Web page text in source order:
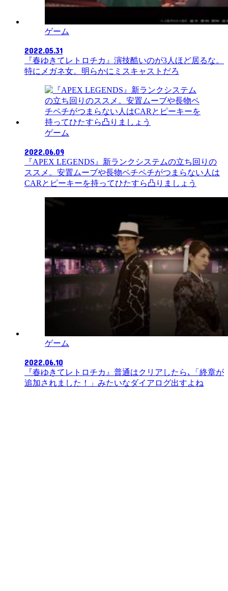
ゲーム
2022.05.31
『春ゆきてレトロチカ』演技酷いのが3人ほど居るな。
特にメガネ女。明らかにミスキャストだろ
ゲーム
2022.06.09
『APEX LEGENDS』新ランクシステムの立ち回りの
ススメ。安置ムーブや長物ペチペチがつまらない人は
CARとピーキーを持ってひたすら凸りましょう
ゲーム
2022.06.10
『春ゆきてレトロチカ』普通はクリアしたら､「終章が
追加されました！」みたいなダイアログ出すよね